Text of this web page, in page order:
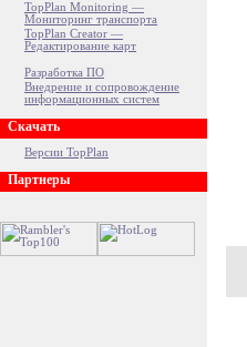
TopPlan Monitoring —
Мониторинг транспорта
TopPlan Creator —
Редактирование карт
Разработка ПО
Внедрение и сопровождение
информационных систем
Скачать
Версии TopPlan
Партнеры